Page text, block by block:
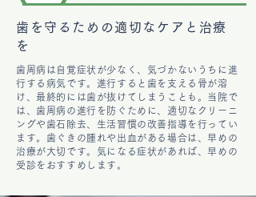
歯を守るための適切なケアと治療
を
歯周病は自覚症状が少なく、気づかないうちに進
行する病気です。進行すると歯を支える骨が溶
け、最終的には歯が抜けてしまうことも。当院で
は、歯周病の進行を防ぐために、適切なクリーニ
ングや歯石除去、生活習慣の改善指導を行ってい
ます。歯ぐきの腫れや出血がある場合は、早めの
治療が大切です。気になる症状があれば、早めの
受診をおすすめします。